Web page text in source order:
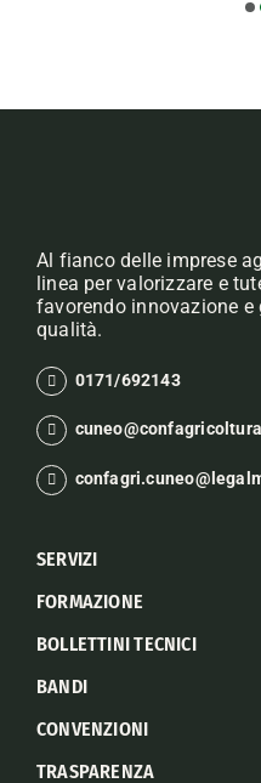
Al fianco delle imprese
linea per valorizzare e
favorendo innovazione e
qualità.
0171/692143
SERVIZI
FORMAZIONE
BOLLETTINI TECNICI
BANDI
CONVENZIONI
TRASPARENZA